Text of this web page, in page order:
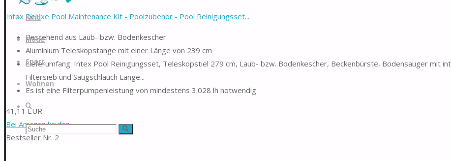
Kind
Mode
Sport
Wohnen
Suchen Suche
Intex Deluxe Pool Maintenance Kit - Poolzubehör - Pool Reinigungsset...
Bestehend aus Laub- bzw. Bodenkescher
Aluminium Teleskopstange mit einer Länge von 239 cm
Lieferumfang: Intex Pool Reinigungsset, Teleskopstiel 279 cm, Laub- bzw. Bodenkescher, Beckenbürste, Bodensauger mit
Filtersieb und Saugschlauch Länge...
Es ist eine Filterpumpenleistung von mindestens 3.028 lh notwendig
41,11 EUR
Bei Amazon kaufen
Bestseller Nr. 2